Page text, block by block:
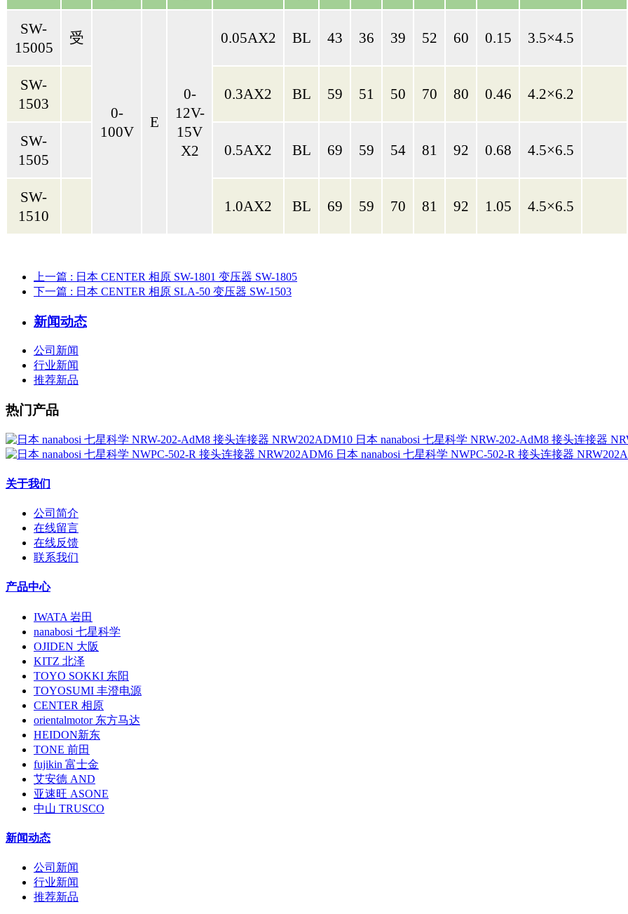
SW-
15005
受
0-
100V
E
0-
12V-
15V
X2
0.05AX2 BL 43 36 39 52 60 0.15 3.5×4.5
SW-
1503
0.3AX2 BL 59 51 50 70 80 0.46 4.2×6.2
SW-
1505
0.5AX2 BL 69 59 54 81 92 0.68 4.5×6.5
SW-
1510
1.0AX2 BL 69 59 70 81 92 1.05 4.5×6.5
上一篇 : 日本 CENTER 相原 SW-1801 变压器 SW-1805
下一篇 : 日本 CENTER 相原 SLA-50 变压器 SW-1503
新闻动态
公司新闻
行业新闻
推荐新品
热门产品
日本 nanabosi 七星科学 NRW-202-AdM8 接头连接器
日本 nanabosi 七星科学 NWPC-502-R 接头连接器
关于我们
公司简介
在线留言
在线反馈
联系我们
产品中心
IWATA 岩田
nanabosi 七星科学
OJIDEN 大阪
KITZ 北泽
TOYO SOKKI 东阳
TOYOSUMI 丰澄电源
CENTER 相原
orientalmotor 东方马达
HEIDON新东
TONE 前田
fujikin 富士金
艾安德 AND
亚速旺 ASONE
中山 TRUSCO
新闻动态
公司新闻
行业新闻
推荐新品